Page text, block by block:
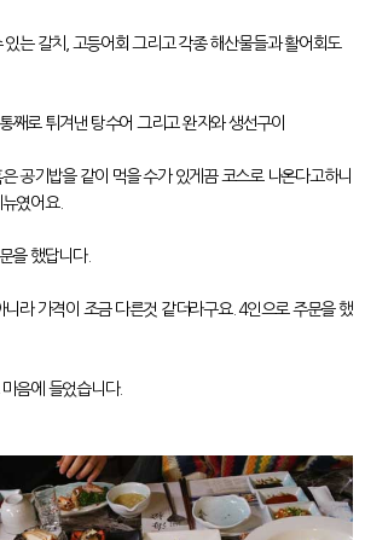
는 갈치, 고등어회 그리고 각종 해산물들과 활어회도
째로 튀겨낸 탕수어 그리고 완자와 생선구이
공기밥을 같이 먹을 수가 있게끔 코스로 나온다고하니
였어요.
을 했답니다.
니라 가격이 조금 다른것 같더라구요. 4인으로 주문을 했
음에 들었습니다.